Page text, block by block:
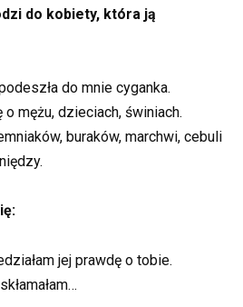
do kobiety, która ją
do mnie cyganka.
o mężu, dzieciach, świniach.
buraków, marchwi, cebuli
jej prawdę o tobie.